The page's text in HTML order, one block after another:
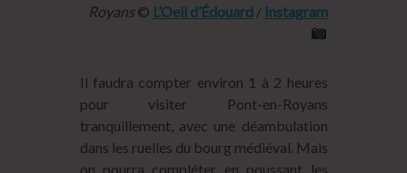
Royans© L’Oeil d’Édouard/ Instagram
Il faudra compter environ 1 à 2 heures
pour visiter Pont-en-Royans
tranquillement, avec une déambulation
dans les ruelles du bourg médiéval. Mais
on pourra compléter en poussant les